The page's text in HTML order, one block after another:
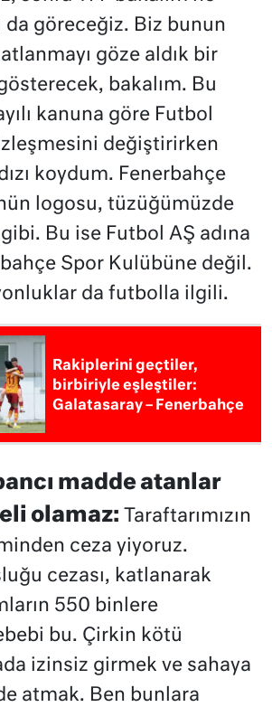
da göreceğiz. Biz bunun
göze aldık bir
bakalım. Bu
kanuna göre Futbol
değiştirirken
koydum. Fenerbahçe
logosu, tüzüğümüzde
Bu ise Futbol AŞ adına
Spor Kulübüne değil.
da futbolla ilgili.
Rakiplerini geçtiler,
birbiriyle eşleştiler:
Galatasaray – Fenerbahçe
madde atanlar
olamaz: Taraftarımızın
ceza yiyoruz.
cezası, katlanarak
550 binlere
bu. Çirkin kötü
izinsiz girmek ve sahaya
atmak. Ben bunlara